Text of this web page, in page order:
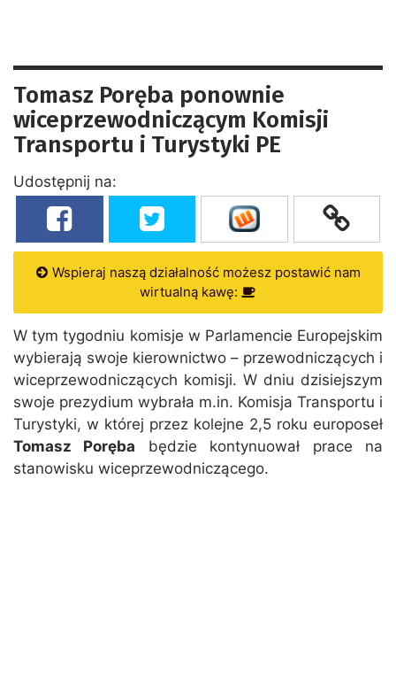
Tomasz Poręba ponownie
wiceprzewodniczącym Komisji
Transportu i Turystyki PE
Udostępnij na:
Wspieraj naszą działalność możesz postawić nam
wirtualną kawę:
W tym tygodniu komisje w Parlamencie Europejskim
wybierają swoje kierownictwo – przewodniczących i
wiceprzewodniczących komisji. W dniu dzisiejszym
swoje prezydium wybrała m.in. Komisja Transportu i
Turystyki, w której przez kolejne 2,5 roku europoseł
Tomasz Poręba będzie kontynuował prace na
stanowisku wiceprzewodniczącego.